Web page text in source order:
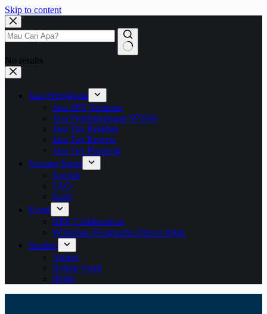
Skip to content
No results
Jasa Perpajakan
Jasa SPT Tahunan
Jasa Pendampingan SP2DK
Jasa Tax Retainer
Jasa Tax Review
Jasa Tax Planning
Tentang Kami
Kontak
FAQ
Karir
Event
BBF Collaboration
Workshop Pengusaha Paham Pajak
Sumber
Artikel
Belajar Pajak
Berita